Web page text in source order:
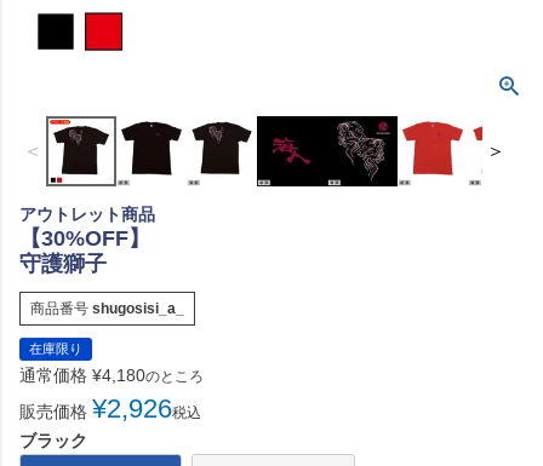
＜ ＞
アウトレット商品
【30%OFF】
守護獅子
商品番号 shugosisi_a_
在庫限り
通常価格 ¥4,180のところ
販売価格 ¥2,926税込
ブラック